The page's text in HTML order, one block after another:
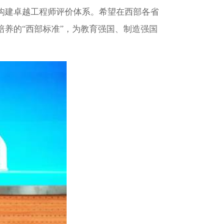
卓越工程师评价体系。希望在西部各省
的“西部标准”，为教育强国、制造强国